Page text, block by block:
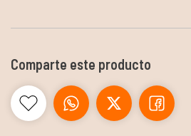
Comparte este producto